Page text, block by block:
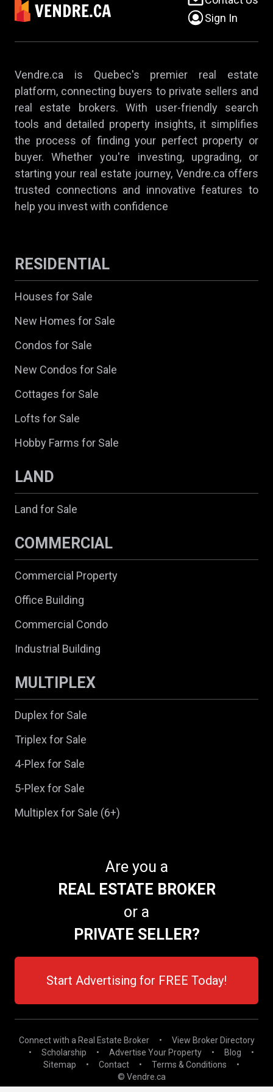
Sign In
Vendre.ca is Quebec's premier real estate
platform, connecting buyers to private sellers and
real estate brokers. With user-friendly search
tools and detailed property insights, it simplifies
the process of finding your perfect property or
buyer. Whether you're investing, upgrading, or
starting your real estate journey, Vendre.ca offers
trusted connections and innovative features to
help you invest with confidence
RESIDENTIAL
Houses for Sale
New Homes for Sale
Condos for Sale
New Condos for Sale
Cottages for Sale
Lofts for Sale
Hobby Farms for Sale
LAND
Land for Sale
COMMERCIAL
Commercial Property
Office Building
Commercial Condo
Industrial Building
MULTIPLEX
Duplex for Sale
Triplex for Sale
4-Plex for Sale
5-Plex for Sale
Multiplex for Sale (6+)
Are you a
REAL ESTATE BROKER
or a
PRIVATE SELLER?
Start Advertising for FREE Today!
Connect with a Real Estate Broker •
View Broker Directory
•
Scholarship • Advertise Your Property • Blog
•
Sitemap
• Contact • Terms & Conditions
•
© Vendre.ca